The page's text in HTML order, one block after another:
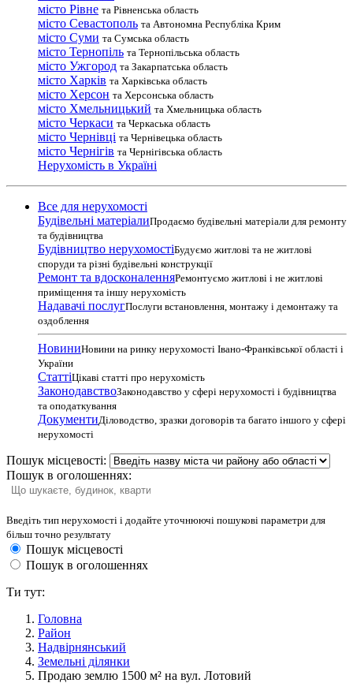
місто Рівне та Рівненська область
місто Севастополь та Автономна Республіка Крим
місто Суми та Сумська область
місто Тернопіль та Тернопільська область
місто Ужгород та Закарпатська область
місто Харків та Харківська область
місто Херсон та Херсонська область
місто Хмельницький та Хмельницька область
місто Черкаси та Черкаська область
місто Чернівці та Чернівецька область
місто Чернігів та Чернігівська область
Нерухомість в Україні
Все для нерухомості
Будівельні матеріалиПродаємо будівельні матеріали для ремонту
та будівництва
Будівництво нерухомостіБудуємо житлові та не житлові
споруди та різні будівельні конструкції
Ремонт та вдосконаленняРемонтуємо житлові і не житлові
приміщення та іншу нерухомість
Надавачі послугПослуги встановлення, монтажу і демонтажу та
оздоблення
НовиниНовини на ринку нерухомості Івано-Франківської області і
України
СтаттіЦікаві статті про нерухомість
ЗаконодавствоЗаконодавство у сфері нерухомості і будівництва
та оподаткування
ДокументиДіловодство, зразки договорів та багато іншого у сфері
нерухомості
Пошук місцевості:
Пошук в оголошеннях:
Введіть тип нерухомості і додайте уточнюючі пошукові параметри для
більш точно результату
Пошук місцевості
Пошук в оголошеннях
Ти тут:
Головна
Район
Надвірнянський
Земельні ділянки
Продаю землю 1500 м² на вул. Лотовий